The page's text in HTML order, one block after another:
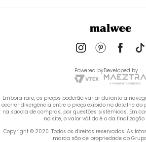
Powered byDeveloped by
Embora raro, os preços poderão variar durante a
ocorrer divergência entre o preço exibido no detalhe do
na sacola de compras, por questões sistêmicas. Em
no site, o valor válido é o da
marca são de propriedade do